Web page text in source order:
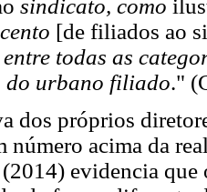
sindicato, como
[de filiados ao
todas as
do urbano filiado."
dos próprios
número acima da
evidencia